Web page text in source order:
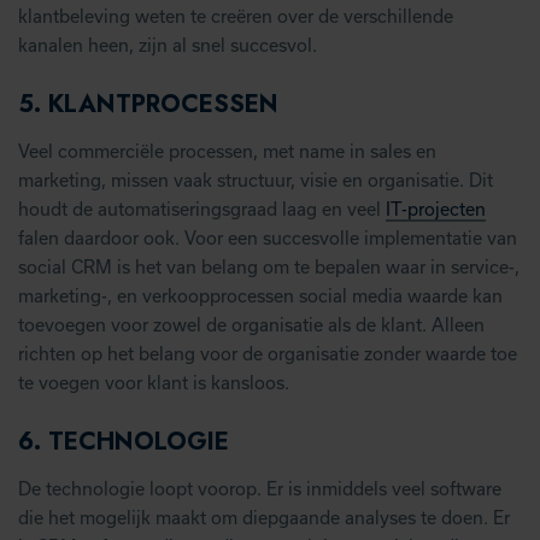
klantbeleving weten te creëren over de verschillende
kanalen heen, zijn al snel succesvol.
5. KLANTPROCESSEN
Veel commerciële processen, met name in sales en
marketing, missen vaak structuur, visie en organisatie. Dit
houdt de automatiseringsgraad laag en veel
IT-projecten
falen daardoor ook. Voor een succesvolle implementatie van
social CRM is het van belang om te bepalen waar in service-,
marketing-, en verkoopprocessen social media waarde kan
toevoegen voor zowel de organisatie als de klant. Alleen
richten op het belang voor de organisatie zonder waarde toe
te voegen voor klant is kansloos.
6. TECHNOLOGIE
De technologie loopt voorop. Er is inmiddels veel software
die het mogelijk maakt om diepgaande analyses te doen. Er